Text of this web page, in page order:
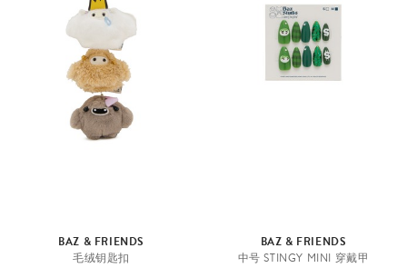
BAZ & FRIENDS
毛绒钥匙扣
BAZ & FRIENDS
中号 STINGY MINI 穿戴甲